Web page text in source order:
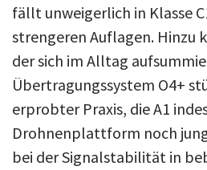
fällt unweigerlich in Klasse
strengeren Auflagen. Hinzu
der sich im Alltag
Übertragungssystem O4+
erprobter Praxis, die A1
Drohnenplattform noch
bei der Signalstabilität in